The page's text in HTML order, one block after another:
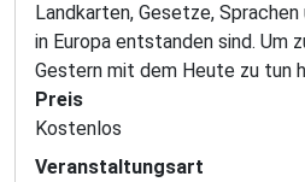
Landkarten, Gesetze,
in Europa entstanden sind. Um
Gestern mit dem Heute zu tun
Preis
Kostenlos
Veranstaltungsart